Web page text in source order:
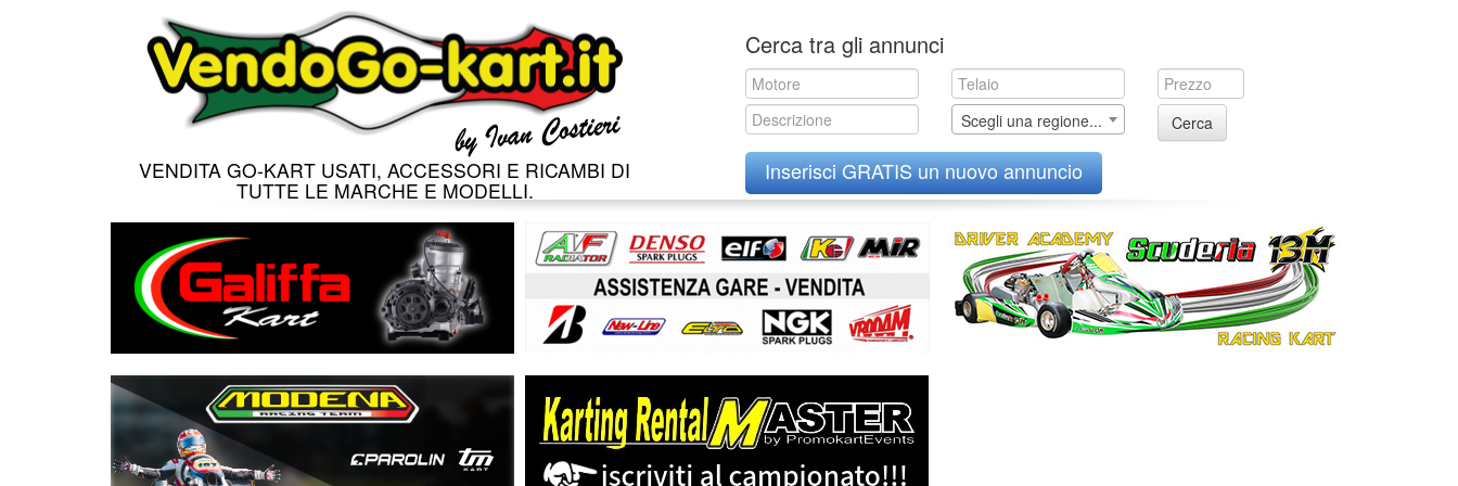
VENDITA GO-KART USATI, ACCESSORI E RICAMBI DI
TUTTE LE MARCHE E MODELLI.
to
content
Cerca tra gli annunci
Scegli una regione... Cerca
Inserisci GRATIS un nuovo annuncio